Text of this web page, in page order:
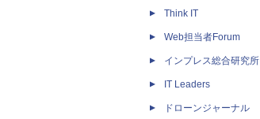
Think IT
Web担当者Forum
インプレス総合研究所
IT Leaders
ドローンジャーナル